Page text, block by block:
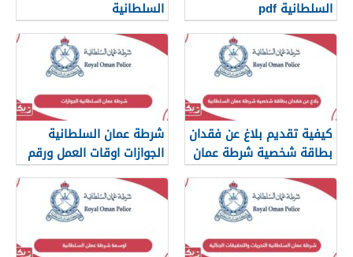
السلطانية pdf
السلطانية
كيفية تقديم بلاغ عن فقدان
بطاقة شخصية شرطة عمان
السلطانية
شرطة عمان السلطانية
الجوازات اوقات العمل ورقم
التواصل